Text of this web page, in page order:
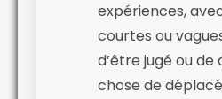
expériences,
courtes ou
d’être jugé ou de
chose de